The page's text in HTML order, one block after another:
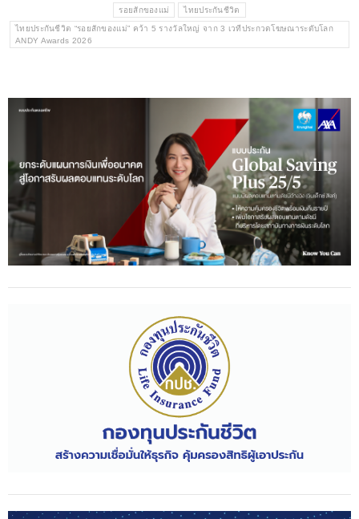
รอยสักของแม่ ไทยประกันชีวิต
ไทยประกันชีวิต “รอยสักของแม่” คว้า 5 รางวัลใหญ่ จาก 3 เวทีประกวดโฆษณาระดับโลก
ANDY Awards 2026